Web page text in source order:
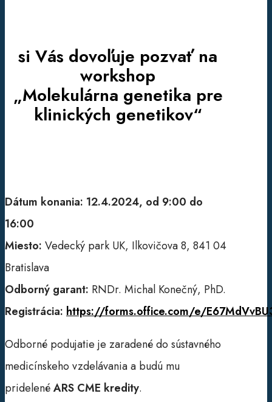
si Vás dovoľuje pozvať na
workshop
„Molekulárna genetika pre
klinických genetikov“
Dátum konania: 12.4.2024, od 9:00 do
16:00
Miesto: Vedecký park UK, Ilkovičova 8, 841 04
Bratislava
Odborný garant: RNDr. Michal Konečný, PhD.
Registrácia: https://forms.office.com/e/
Odborné podujatie je zaradené do sústavného
medicínskeho vzdelávania a budú mu
pridelenéARS CME kredity.